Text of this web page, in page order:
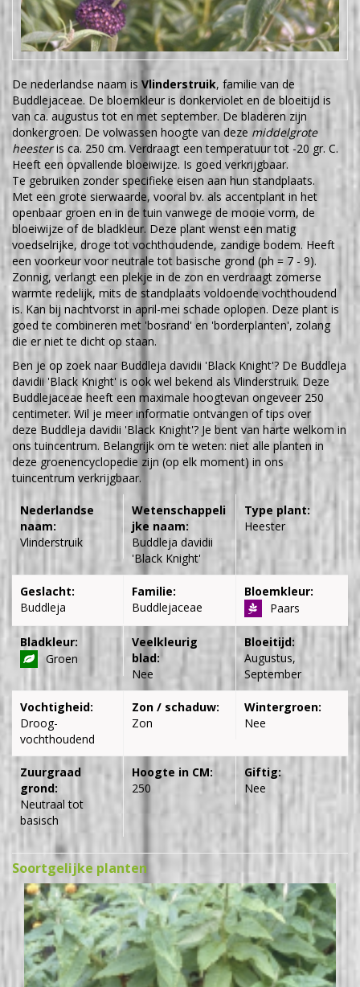
De nederlandse naam is Vlinderstruik, familie van de
Buddlejaceae. De bloemkleur is donkerviolet en de bloeitijd is
van ca. augustus tot en met september. De bladeren zijn
donkergroen. De volwassen hoogte van deze middelgrote
heesteris ca. 250 cm. Verdraagt een temperatuur tot -20 gr. C.
Heeft een opvallende bloeiwijze. Is goed verkrijgbaar.
Te gebruiken zonder specifieke eisen aan hun standplaats.
Met een grote sierwaarde, vooral bv. als accentplant in het
openbaar groen en in de tuin vanwege de mooie vorm, de
bloeiwijze of de bladkleur. Deze plant wenst een matig
voedselrijke, droge tot vochthoudende, zandige bodem. Heeft
een voorkeur voor neutrale tot basische grond (ph = 7 - 9).
Zonnig, verlangt een plekje in de zon en verdraagt zomerse
warmte redelijk, mits de standplaats voldoende vochthoudend
is. Kan bij nachtvorst in april-mei schade oplopen. Deze plant is
goed te combineren met 'bosrand' en 'borderplanten', zolang
die er niet te dicht op staan.
Ben je op zoek naar Buddleja davidii 'Black Knight'? De Buddleja
davidii 'Black Knight' is ook wel bekend als Vlinderstruik. Deze
Buddlejaceae heeft een maximale hoogtevan ongeveer 250
centimeter. Wil je meer informatie ontvangen of tips over
deze Buddleja davidii 'Black Knight'? Je bent van harte welkom in
ons tuincentrum. Belangrijk om te weten: niet alle planten in
deze groenencyclopedie zijn (op elk moment) in ons
tuincentrum verkrijgbaar.
Nederlandse
naam:
Vlinderstruik
Wetenschappeli
jke naam:
Buddleja davidii
'Black Knight'
Type plant:
Heester
Geslacht:
Buddleja
Familie:
Buddlejaceae
Bloemkleur:
Paars
Bladkleur:
Groen
Veelkleurig
blad:
Nee
Bloeitijd:
Augustus,
September
Vochtigheid:
Droog-
vochthoudend
Zon / schaduw:
Zon
Wintergroen:
Nee
Zuurgraad
grond:
Neutraal tot
basisch
Hoogte in CM:
250
Giftig:
Nee
Soortgelijke planten